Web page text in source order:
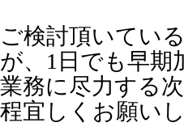
ご検討頂いてい
が、1日でも早期
業務に尽力する
程宜しくお願いし